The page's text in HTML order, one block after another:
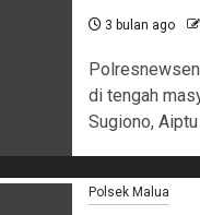
3 bulan ago
di tengah
Sugiono, Aiptu
Polsek Malua